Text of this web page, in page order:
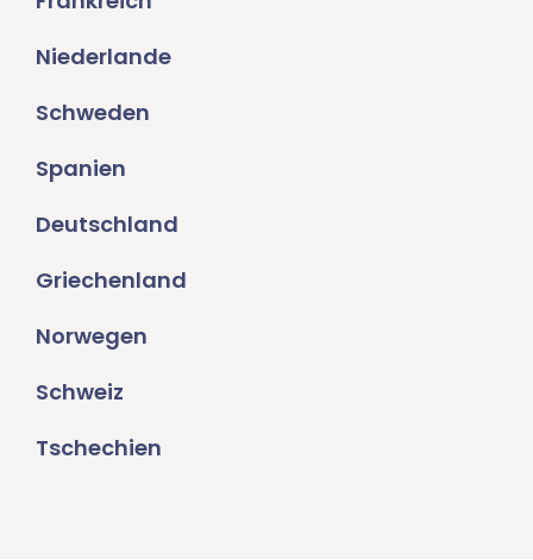
Niederlande
Schweden
Spanien
Deutschland
Griechenland
Norwegen
Schweiz
Tschechien